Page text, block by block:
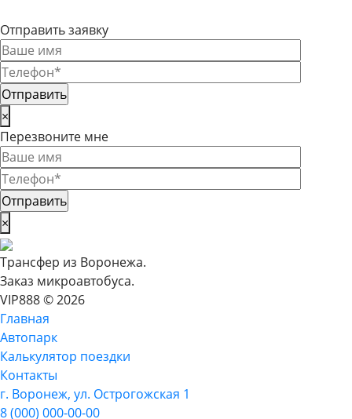
Отправить заявку
×
Перезвоните мне
×
Трансфер из Воронежа.
Заказ микроавтобуса.
VIP888 © 2026
Главная
Автопарк
Калькулятор поездки
Контакты
г. Воронеж, ул. Острогожская 1
8 (000) 000-00-00